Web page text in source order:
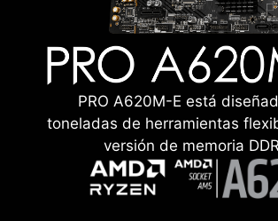
PRO A620M-E está
toneladas de herramientas
versión de memoria